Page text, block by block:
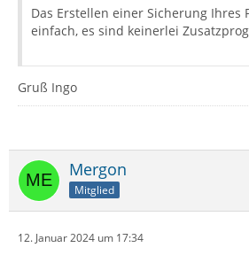
Das Erstellen einer Sicherung Ihres
einfach, es sind keinerlei
Gruß Ingo
Mergon
Mitglied
12. Januar 2024 um 17:34